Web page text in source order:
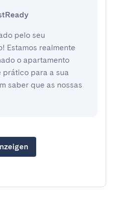
pelo seu
Estamos realmente
o apartamento
prático para a sua
saber que as nossas